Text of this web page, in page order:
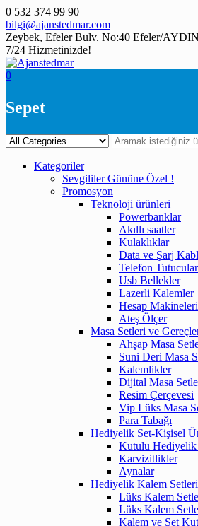
Skip
to
content
0 532 374 99 90
bilgi@ajanstedmar.com
Zeybek, Efeler Bulv. No:40 Efeler/AYDIN
7/24 Hizmetinizde!
0
Sepet
Kategoriler
Sevgililer Gününe Özel !
Promosyon
Teknoloji ürünleri
Powerbanklar
Akıllı saatler
Kulaklıklar
Data ve Şarj
Telefon Tutucular
Usb Bellekler
Lazerli Kalemler
Hesap Makineleri
Ateş Ölçer
Masa Setleri ve
Ahşap Masa
Suni Deri Masa
Kalemlikler
Dijital Masa
Resim Çerçevesi
Vip Lüks Masa
Para Tabağı
Hediyelik Set-Kişisel
Kutulu Hediyelik
Karvizitlikler
Aynalar
Hediyelik Kalem Setleri
Lüks Kalem
Lüks Kalem
Kalem ve Set